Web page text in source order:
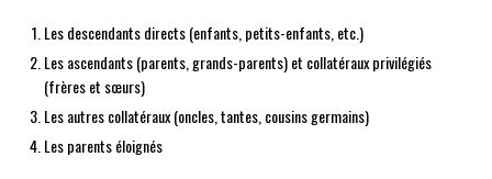
Les descendants directs (enfants, petits-enfants, etc.)
Les ascendants (parents, grands-parents) et collatéraux privilégiés
(frères et sœurs)
Les autres collatéraux (oncles, tantes, cousins germains)
Les parents éloignés